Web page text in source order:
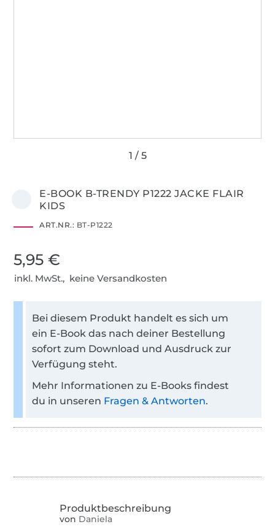
E-BOOK B-TRENDY P1222 JACKE FLAIR
KIDS
ART.NR.: BT-P1222
5,95 €
inkl. MwSt., keine Versandkosten
Bei diesem Produkt handelt es sich um
ein E-Book das nach deiner Bestellung
sofort zum Download und Ausdruck zur
Verfügung steht.
Mehr Informationen zu E-Books findest
du in unseren Fragen & Antworten.
von Daniela